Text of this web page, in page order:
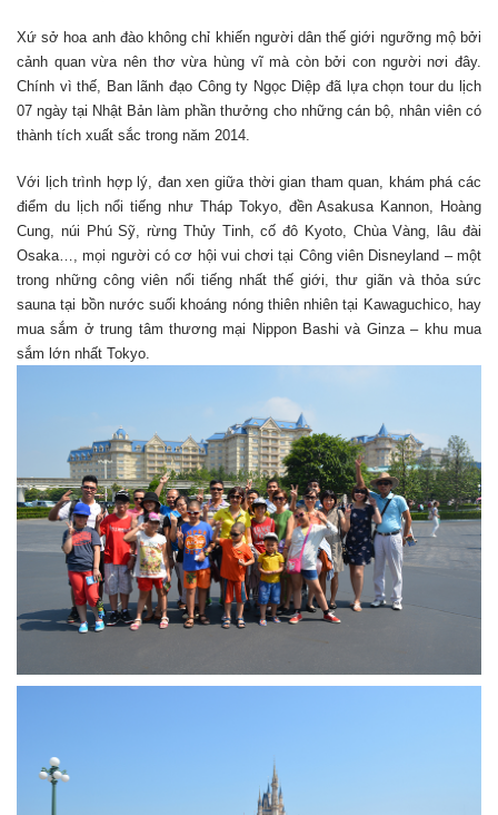
Xứ sở hoa anh đào không chỉ khiến người dân thế giới ngưỡng mộ bởi
cảnh quan vừa nên thơ vừa hùng vĩ mà còn bởi con người nơi đây.
Chính vì thế, Ban lãnh đạo Công ty Ngọc Diệp đã lựa chọn tour du lịch
07 ngày tại Nhật Bản làm phần thưởng cho những cán bộ, nhân viên có
thành tích xuất sắc trong năm 2014.
Với lịch trình hợp lý, đan xen giữa thời gian tham quan, khám phá các
điểm du lịch nổi tiếng như Tháp Tokyo, đền Asakusa Kannon, Hoàng
Cung, núi Phú Sỹ, rừng Thủy Tinh, cố đô Kyoto, Chùa Vàng, lâu đài
Osaka…, mọi người có cơ hội vui chơi tại Công viên Disneyland – một
trong những công viên nổi tiếng nhất thế giới, thư giãn và thỏa sức
sauna tại bồn nước suối khoáng nóng thiên nhiên tại Kawaguchico, hay
mua sắm ở trung tâm thương mại Nippon Bashi và Ginza – khu mua
sắm lớn nhất Tokyo.